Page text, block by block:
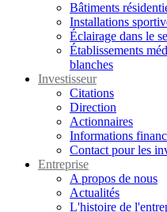
Bâtiments
Installations
Éclairage dans le
Établissements
blanches
Investisseur
Citations
Direction
Actionnaires
Informations
Contact pour les
Entreprise
A propos de nous
Actualités
L'histoire de